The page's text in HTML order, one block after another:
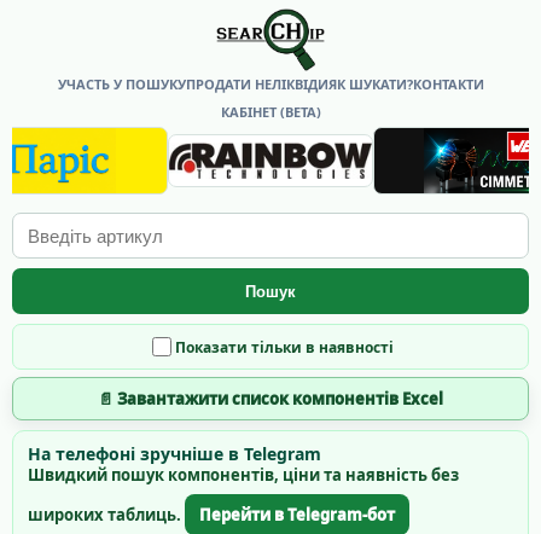
УЧАСТЬ У ПОШУКУПРОДАТИ НЕЛІКВІДИЯК ШУКАТИ?КОНТАКТИ
КАБІНЕТ (BETA)
Пошук
Показати тільки в наявності
📄 Завантажити список компонентів Excel
На телефоні зручніше в Telegram
Швидкий пошук компонентів, ціни та наявність без
широких таблиць.
Перейти в Telegram-бот